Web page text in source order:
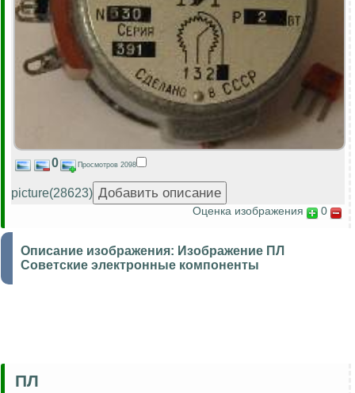
0 Просмотров 2098
picture(28623)
Оценка изображения 0
Описание изображения: Изображение ПЛ
Советские электронные компоненты
ПЛ